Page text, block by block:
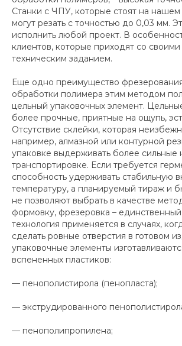
Станки с ЧПУ, которые стоят на нашем
могут резать с точностью до 0,03 мм.
исполнить любой проект. В
клиентов, которые приходят со
техническим заданием.
Еще одно преимущество
обработки полимера этим методом
цельный упаковочных элемент.
более прочные, приятные на ощупь,
Отсутствие склейки, которая
например, алмазной или контурной
упаковке выдерживать более сильные
транспортировке. Если требуется
способность удерживать стабильную
температуру, а планируемый тираж и
не позволяют выбрать в качестве
формовку, фрезеровка –
технология применяется в случаях,
сделать ровные отверстия в готовом
упаковочные элементы
вспененных пластиков:
— пенополистирола (пенопласта);
— экструдированного
— пенополипропилена;